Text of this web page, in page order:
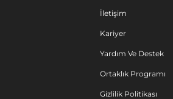
İletişim
Kariyer
Yardım Ve Destek
Ortaklık Programı
Gizlilik Politikası